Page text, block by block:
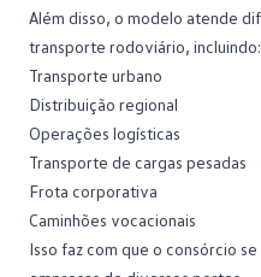
Além disso, o modelo atende
transporte rodoviário, incluindo:
Transporte urbano
Distribuição regional
Operações logísticas
Transporte de cargas pesadas
Frota corporativa
Caminhões vocacionais
Isso faz com que o consórcio